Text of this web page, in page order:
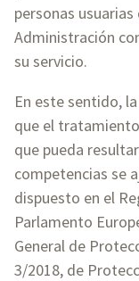
personas
Administración
su servicio.
En este sentido,
que el
que pueda
competencias se
dispuesto en el
Parlamento
General de
3/2018, de